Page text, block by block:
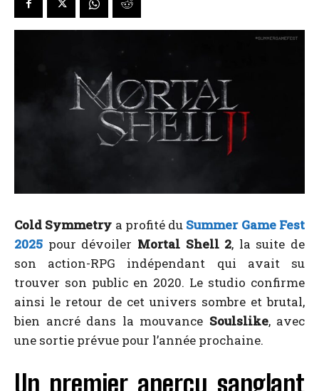
Cold Symmetry a profité du Summer Game Fest
2025 pour dévoiler Mortal Shell 2, la suite de
son action-RPG indépendant qui avait su
trouver son public en 2020. Le studio confirme
ainsi le retour de cet univers sombre et brutal,
bien ancré dans la mouvance Soulslike, avec
une sortie prévue pour l’année prochaine.
Un premier aperçu sanglant